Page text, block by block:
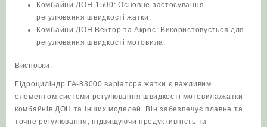
Комбайни ДОН-1500: Основне застосування –
регулювання швидкості жатки.
Комбайни ДОН Вектор та Акрос: Використовується для
регулювання швидкості мотовила.
Висновки:
Гідроциліндр ГА-83000 варіатора жатки є важливим
елементом системи регулювання швидкості мотовила/жатки
комбайнів ДОН та інших моделей. Він забезпечує плавне та
точне регулювання, підвищуючи продуктивність та